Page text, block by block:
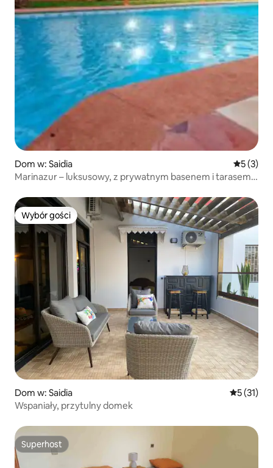
Dom w: Saidia Średnia
5 (3)
Marinazur – luksusowy, z prywatnym basenem i tarasem
Wybór gości
Wybór gości
Dom w: Saidia Średnia
5 (31)
Wspaniały, przytulny domek
Superhost
Superhost